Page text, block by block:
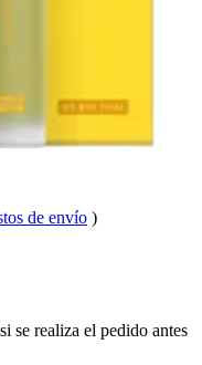
de envío )
se realiza el pedido antes